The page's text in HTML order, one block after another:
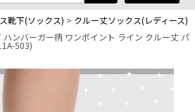
靴下(ソックス) クルー丈ソックス(レディース)
ハンバーガー柄 ワンポイント ライン クルー丈 パ
503)